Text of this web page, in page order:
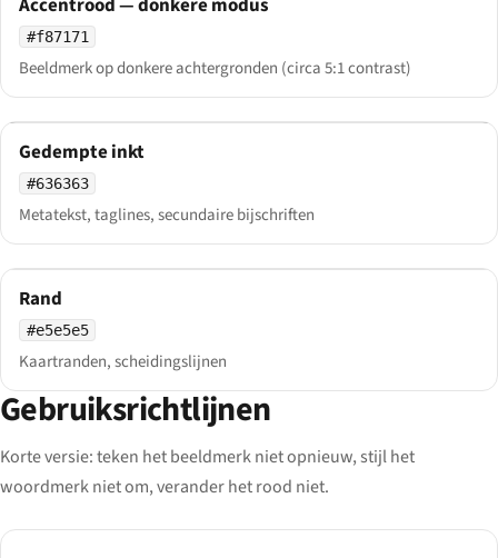
#f87171
Beeldmerk op donkere achtergronden (circa 5:1 contrast)
Gedempte inkt
#636363
Metatekst, taglines, secundaire bijschriften
Rand
#e5e5e5
Kaartranden, scheidingslijnen
Gebruiksrichtlijnen
Korte versie: teken het beeldmerk niet opnieuw, stijl het
woordmerk niet om, verander het rood niet.